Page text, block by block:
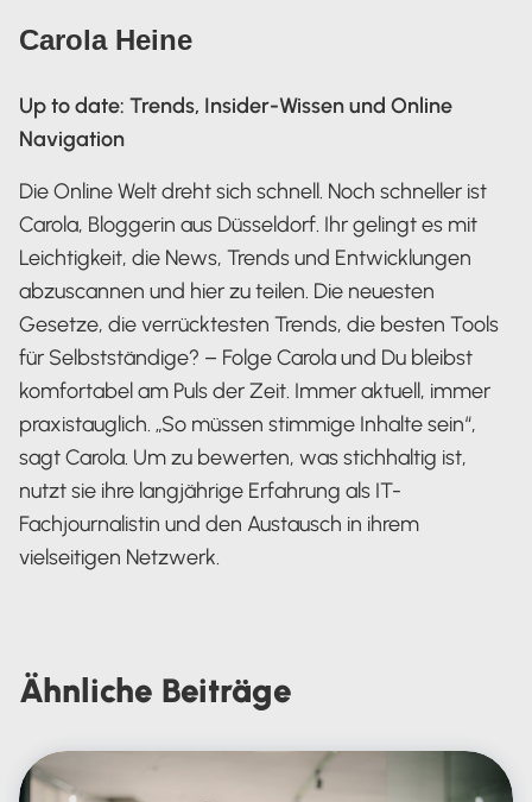
Carola Heine
Up to date: Trends, Insider-Wissen und Online
Navigation
Die Online Welt dreht sich schnell. Noch schneller ist
Carola, Bloggerin aus Düsseldorf. Ihr gelingt es mit
Leichtigkeit, die News, Trends und Entwicklungen
abzuscannen und hier zu teilen. Die neuesten
Gesetze, die verrücktesten Trends, die besten Tools
für Selbstständige? – Folge Carola und Du bleibst
komfortabel am Puls der Zeit. Immer aktuell, immer
praxistauglich. „So müssen stimmige Inhalte sein“,
sagt Carola. Um zu bewerten, was stichhaltig ist,
nutzt sie ihre langjährige Erfahrung als IT-
Fachjournalistin und den Austausch in ihrem
vielseitigen Netzwerk.
Ähnliche Beiträge